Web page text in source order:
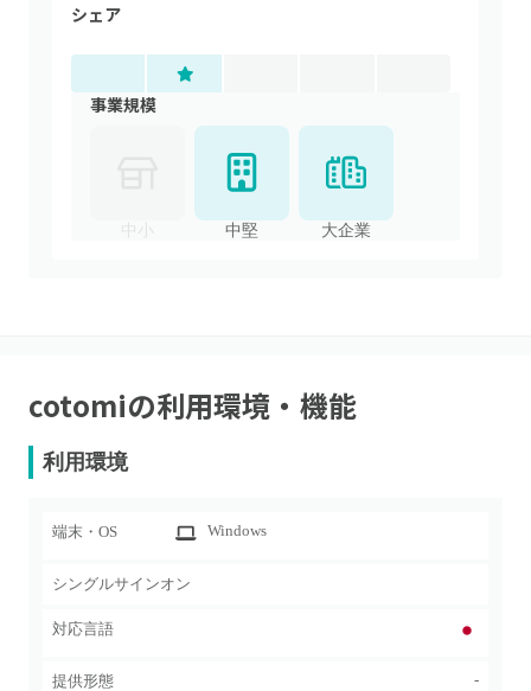
シェア
事業規模
中堅 大企業
cotomiの利用環境・機能
利用環境
端末・OS Windows
シングルサインオン
対応言語
提供形態 -